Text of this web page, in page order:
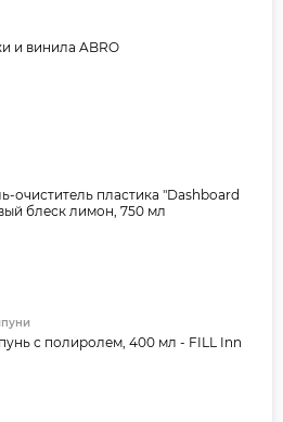
и винила ABRO
очиститель пластика "Dashboard
блеск лимон, 750 мл
с полиролем, 400 мл - FILL Inn